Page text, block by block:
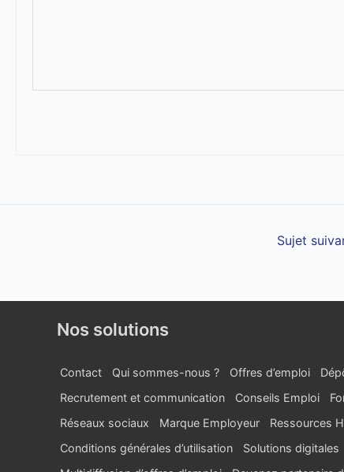
Sujet
Nos solutions
Contact Qui sommes-nous ? Offres d’emploi
Recrutement et communication
Conseils Emploi
Réseaux sociaux
Marque Employeur Ressources
Conditions générales d’utilisation
Solutions digitales